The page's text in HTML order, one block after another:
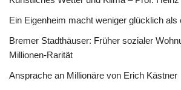
Ein Eigenheim macht weniger glücklich als
Bremer Stadthäuser: Früher sozialer
Millionen-Rarität
Ansprache an Millionäre von Erich Kästner